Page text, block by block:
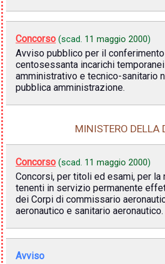
Concorso (scad. 11 maggio 2000)
Avviso pubblico per il
centosessanta incarichi
amministrativo e tecnico-sanitario
pubblica amministrazione.
MINISTERO DELLA
Concorso (scad. 11 maggio 2000)
Concorsi, per titoli ed esami, per la
tenenti in servizio permanente
dei Corpi di commissario
aeronautico e sanitario aeronautico.
Avviso